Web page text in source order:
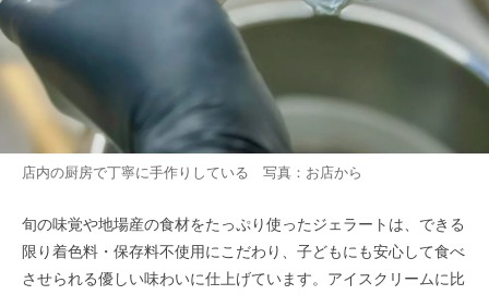
店内の厨房で丁寧に手作りしている 写真：お店から
旬の味覚や地場産の食材をたっぷり使ったジェラートは、できる
限り着色料・保存料不使用にこだわり、子どもにも安心して食べ
させられる優しい味わいに仕上げています。アイスクリームに比